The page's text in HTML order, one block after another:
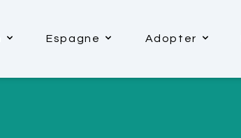
Espagne Adopter